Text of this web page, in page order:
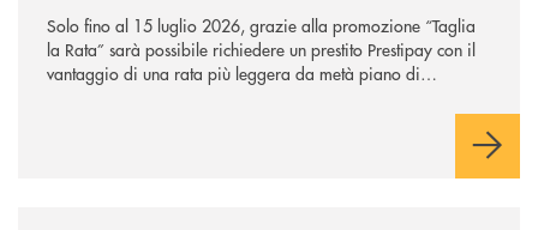
Solo fino al 15 luglio 2026, grazie alla promozione “Taglia
la Rata” sarà possibile richiedere un prestito Prestipay con il
vantaggio di una rata più leggera da metà piano di